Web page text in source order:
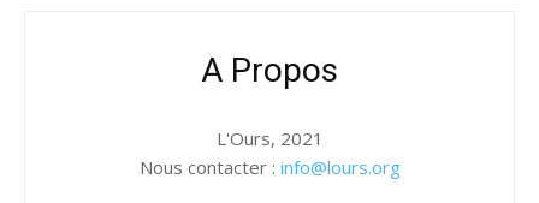
A Propos
L'Ours, 2021
Nous contacter : info@lours.org